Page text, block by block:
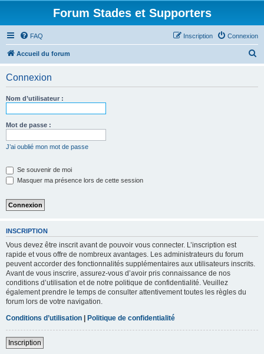
Forum Stades et Supporters
FAQ Connexion
Inscription
Accueil du forum
Connexion
Nom d’utilisateur :
Mot de passe :
J’ai oublié mon mot de passe
Se souvenir de moi
Masquer ma présence lors de cette session
INSCRIPTION
Vous devez être inscrit avant de pouvoir vous connecter. L’inscription est
rapide et vous offre de nombreux avantages. Les administrateurs du forum
peuvent accorder des fonctionnalités supplémentaires aux utilisateurs inscrits.
Avant de vous inscrire, assurez-vous d’avoir pris connaissance de nos
conditions d’utilisation et de notre politique de confidentialité. Veuillez
également prendre le temps de consulter attentivement toutes les règles du
forum lors de votre navigation.
Conditions d’utilisation | Politique de confidentialité
Inscription